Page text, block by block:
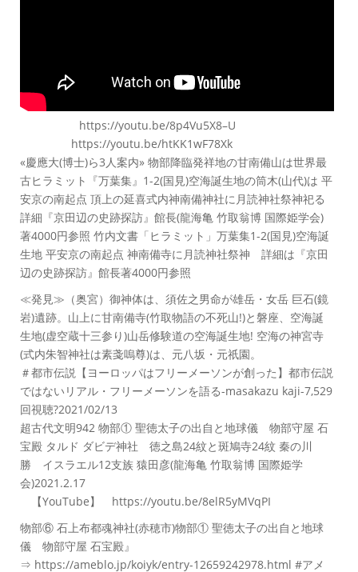
https://youtu.be/8p4Vu5X8–U
https://youtu.be/htKK1wF78Xk
«慶應大(博士)ら3人案内» 物部降臨発祥地の甘南備山は世界最
古ヒラミット『万葉集』1-2(国見)空海誕生地の筒木(山代)は 平
安京の南起点 頂上の延喜式内神南備神社に月読神社祭神祀る
詳細『京田辺の史跡探訪』館長(龍海亀 竹取翁博 国際姫学会)
著4000円参照 竹内文書「ヒラミット」万葉集1-2(国見)空海誕
生地 平安京の南起点 神南備寺に月読神社祭神 詳細は『京田
辺の史跡探訪』館長著4000円参照
≪発見≫（奥宮）御神体は、須佐之男命が雄岳・女岳 巨石(鏡
岩)遺跡。山上に甘南備寺(竹取物語の不死山!)と磐座、空海誕
生地(虚空蔵十三参り)山岳修験道の空海誕生地! 空海の神宮寺
(式内朱智神社は素戔嗚尊)は、元八坂・元祇園。
＃都市伝説【ヨーロッパはフリーメーソンが創った】都市伝説
ではないリアル・フリーメーソンを語る-masakazu kaji-7,529
回視聴?2021/02/13
超古代文明942 物部① 聖徳太子の出自と地球儀 物部守屋 石
宝殿 タルド ダビデ神社 徳之島24紋と斑鳩寺24紋 秦の川
勝 イスラエル12支族 猿田彦(龍海亀 竹取翁博 国際姫学
会)2021.2.17
【YouTube】 https://youtu.be/8elR5yMVqPI
物部⑥ 石上布都魂神社(赤穂市)物部① 聖徳太子の出自と地球
儀 物部守屋 石宝殿』
⇒ https://ameblo.jp/koiyk/entry-12659242978.html #アメ